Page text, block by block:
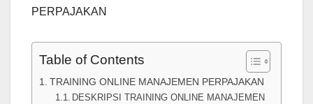
PERPAJAKAN
Table of Contents
TRAINING ONLINE MANAJEMEN PERPAJAKAN
DESKRIPSI TRAINING ONLINE MANAJEMEN